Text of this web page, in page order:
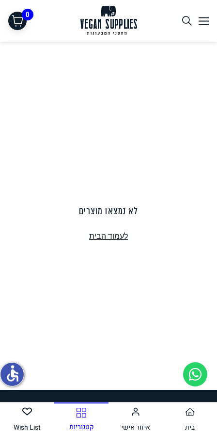
0
תחליפי ביצה
לא נמצאו מוצרים
לעמוד הבית
חלב ושמנת
בית איזור אישי קטגוריות Wish List
accessible